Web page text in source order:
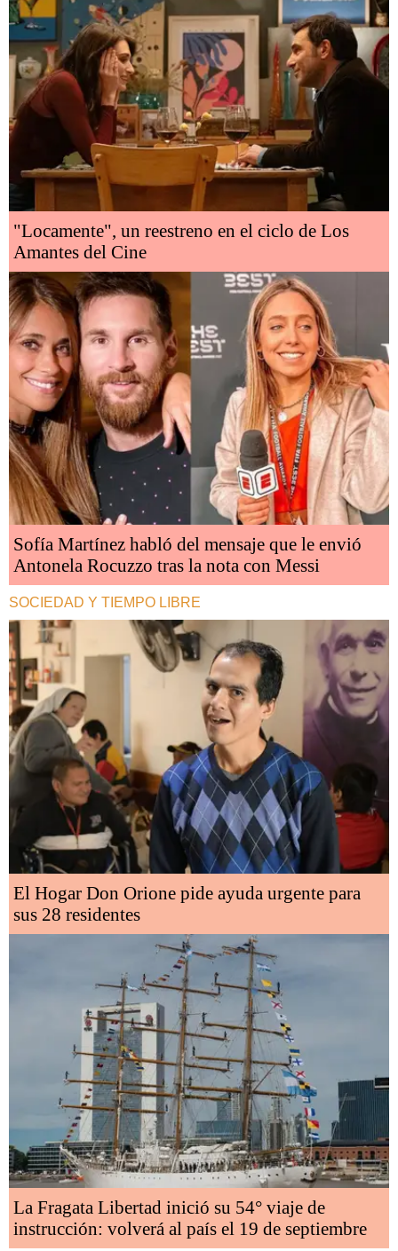
"Locamente", un reestreno en el ciclo de Los
Amantes del Cine
Sofía Martínez habló del mensaje que le envió
Antonela Rocuzzo tras la nota con Messi
SOCIEDAD Y TIEMPO LIBRE
El Hogar Don Orione pide ayuda urgente para
sus 28 residentes
La Fragata Libertad inició su 54° viaje de
instrucción: volverá al país el 19 de septiembre